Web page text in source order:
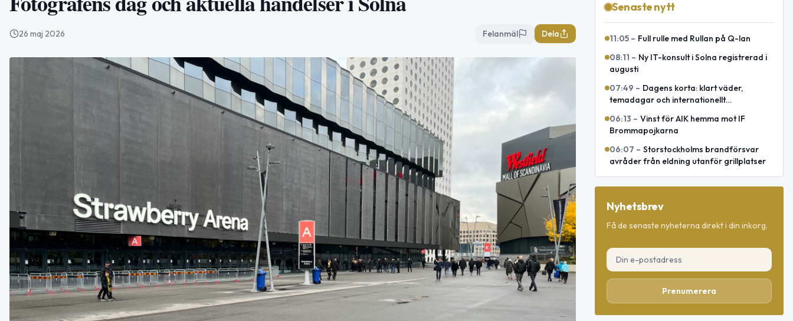
26 maj 2026 Felanmäl Dela
Senaste nytt
11:05 – Full rulle med Rullan på Q-lan
08:11 – Ny IT-konsult i Solna registrerad i
augusti
07:49 – Dagens korta: klart väder,
temadagar och internationellt
06:13 – Vinst för AIK hemma mot IF
Brommapojkarna
06:07 – Storstockholms brandförsvar
avråder från eldning utanför grillplatser
Nyhetsbrev
Få de senaste nyheterna direkt i din inkorg.
Prenumerera